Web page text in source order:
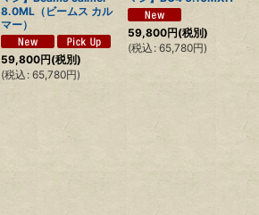
8.0ML（ビームス カル
マー）
59,800円(税別)
(税込 : 65,780円)
59,800円(税別)
(税込 : 65,780円)